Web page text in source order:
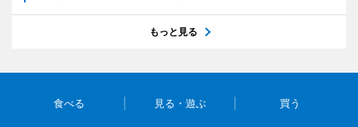
もっと見る
食べる 見る・遊ぶ 買う